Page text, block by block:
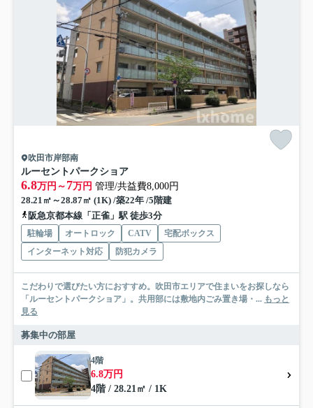
吹田市岸部南
ルーセントパークショア
6.8万円～ 7万円 管理/共益費8,000円
28.21㎡～28.87㎡ (1K) /築22年 /5階建
阪急京都本線「正雀」駅 徒歩3分
駐輪場 オートロック CATV
宅配ボックス
インターネット対応
防犯カメラ
こだわりで選びたい方におすすめ。吹田市エリアで住まいをお探しなら
「ルーセントパークショア」。共用部には敷地内ごみ置き場・... もっと
見る
募集中の部屋
4階
6.8万円
4階 / 28.21㎡ / 1K